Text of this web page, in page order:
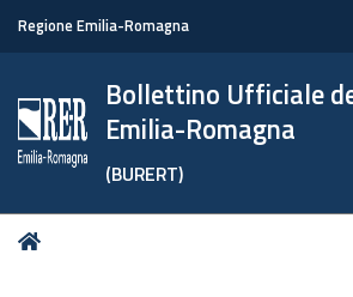
Regione Emilia-Romagna
Bollettino Ufficiale
Emilia-Romagna
(BURERT)
Tu